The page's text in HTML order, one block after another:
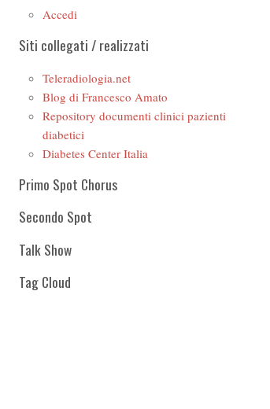
Accedi
Siti collegati / realizzati
Teleradiologia.net
Blog di Francesco Amato
Repository documenti clinici pazienti
diabetici
Diabetes Center Italia
Primo Spot Chorus
Secondo Spot
Talk Show
Tag Cloud